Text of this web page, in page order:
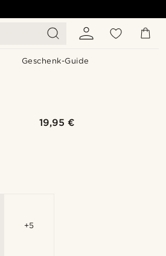
Geschenk-Guide
19,95 €
+5